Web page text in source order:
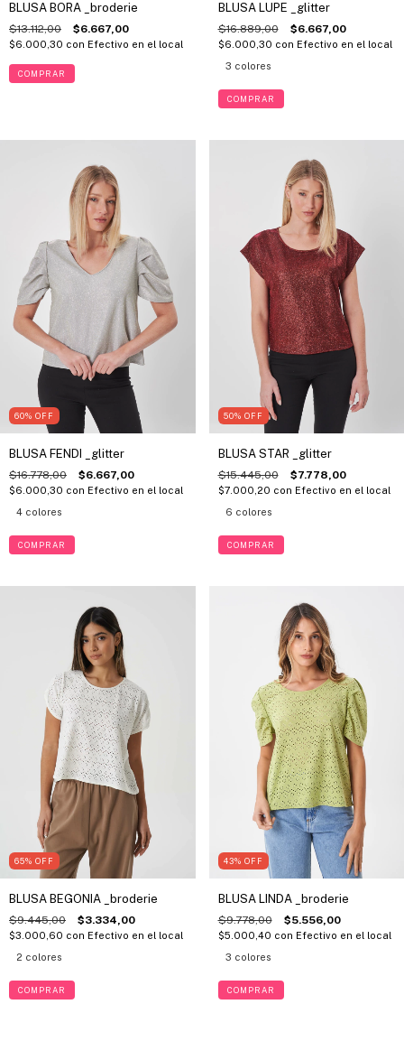
BLUSA BORA _broderie
$13.112,00 $6.667,00
$6.000,30 con Efectivo en el local
COMPRAR
BLUSA LUPE _glitter
$16.889,00 $6.667,00
$6.000,30 con Efectivo en el local
3 colores
COMPRAR
60% OFF
BLUSA FENDI _glitter
$16.778,00 $6.667,00
$6.000,30 con Efectivo en el local
4 colores
COMPRAR
50% OFF
BLUSA STAR _glitter
$15.445,00 $7.778,00
$7.000,20 con Efectivo en el local
6 colores
COMPRAR
65% OFF
BLUSA BEGONIA _broderie
$9.445,00 $3.334,00
$3.000,60 con Efectivo en el local
2 colores
COMPRAR
43% OFF
BLUSA LINDA _broderie
$9.778,00 $5.556,00
$5.000,40 con Efectivo en el local
3 colores
COMPRAR